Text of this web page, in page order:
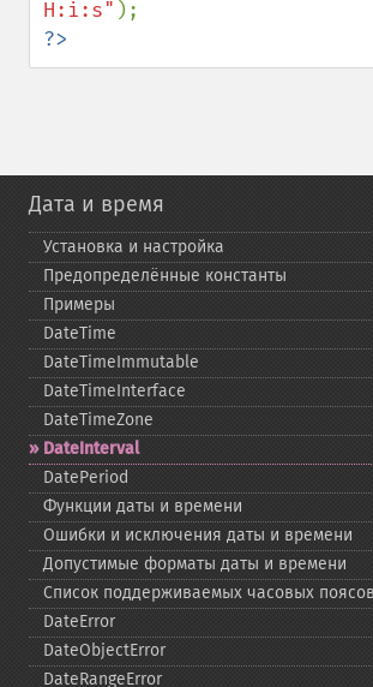
H:i:s"
?>
Дата и время
Установка и настройка
Предопределённые константы
Примеры
DateTime
DateTimeImmutable
DateTimeInterface
DateTimeZone
DateInterval
DatePeriod
Функции даты и времени
Ошибки и исключения даты и времени
Допустимые форматы даты и времени
Список поддерживаемых часовых поясов
DateError
DateObjectError
DateRangeError